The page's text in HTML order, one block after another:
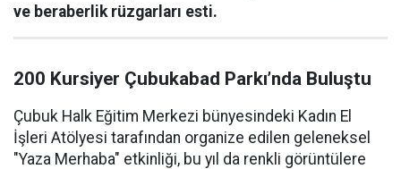
ve beraberlik rüzgarları esti.
200 Kursiyer Çubukabad Parkı’nda Buluştu
Çubuk Halk Eğitim Merkezi bünyesindeki Kadın El
İşleri Atölyesi tarafından organize edilen geleneksel
"Yaza Merhaba" etkinliği, bu yıl da renkli görüntülere